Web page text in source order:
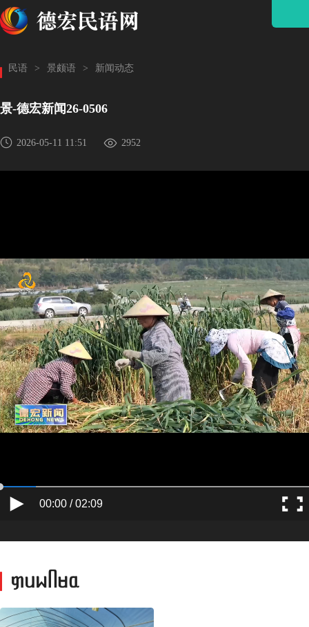
民语 > 景颇语 > 新闻动态
景-德宏新闻26-0506
2026-05-11 11:51 2952
00:00 / 02:09
ᥞᥙᥕᥥᥛᥲ